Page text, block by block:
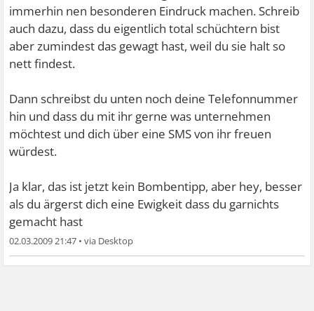
immerhin nen besonderen Eindruck machen. Schreib
auch dazu, dass du eigentlich total schüchtern bist
aber zumindest das gewagt hast, weil du sie halt so
nett findest.
Dann schreibst du unten noch deine Telefonnummer
hin und dass du mit ihr gerne was unternehmen
möchtest und dich über eine SMS von ihr freuen
würdest.
Ja klar, das ist jetzt kein Bombentipp, aber hey, besser
als du ärgerst dich eine Ewigkeit dass du garnichts
gemacht hast
02.03.2009 21:47 •